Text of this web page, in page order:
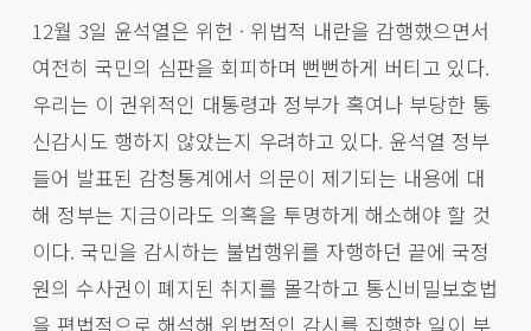
12월 3일 윤석열은 위헌 · 위법적 내란을 감행했으면서
여전히 국민의 심판을 회피하며 뻔뻔하게 버티고 있다.
우리는 이 권위적인 대통령과 정부가 혹여나 부당한 통
신감시도 행하지 않았는지 우려하고 있다. 윤석열 정부
들어 발표된 감청통계에서 의문이 제기되는 내용에 대
해 정부는 지금이라도 의혹을 투명하게 해소해야 할 것
이다. 국민을 감시하는 불법행위를 자행하던 끝에 국정
원의 수사권이 폐지된 취지를 몰각하고 통신비밀보호법
을 편법적으로 해석해 위법적인 감시를 집행한 일이 부